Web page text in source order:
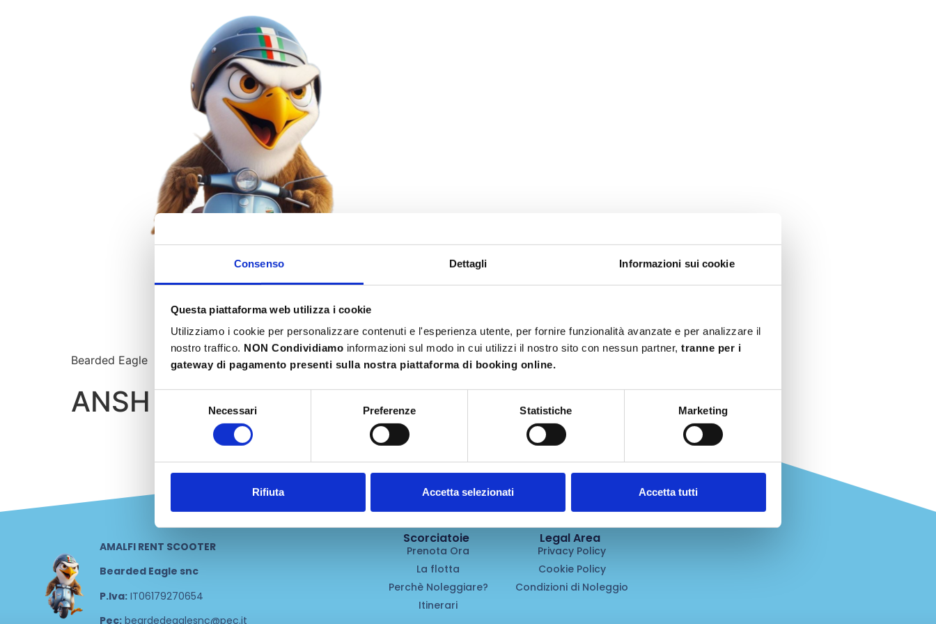
Consenso Dettagli Informazioni sui cookie
Questa piattaforma web utilizza i cookie
Utilizziamo i cookie per personalizzare contenuti e l'esperienza utente, per fornire funzionalità avanzate e per analizzare il
nostro traffico. NON Condividiamo informazioni sul modo in cui utilizzi il nostro sito con nessun partner, tranne per i
gateway di pagamento presenti sulla nostra piattaforma di booking online.
Necessari Preferenze Statistiche Marketing
Rifiuta Accetta selezionati Accetta tutti
Bearded Eagle
ANSH SIKKA
AMALFI RENT SCOOTER
Bearded Eagle snc
P.Iva:IT06179270654
Pec:beardedeaglesnc@pec.it
Scorciatoie
Prenota Ora
La flotta
Perchè Noleggiare?
Itinerari
Legal Area
Privacy Policy
Cookie Policy
Condizioni di Noleggio